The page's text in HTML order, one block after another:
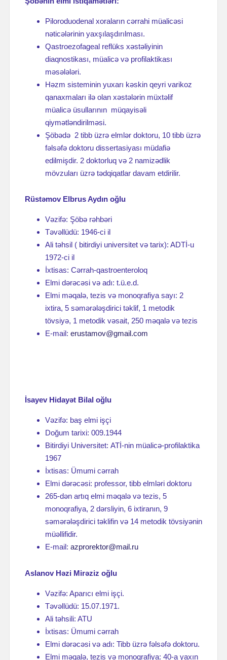
Piloroduodenal xoraların cərrahi müalicəsi
nəticələrinin yaxşılaşdırılması.
Qastroezofageal reflüks xəstəliyinin
diaqnostikası, müalicə və profilaktikası
məsələləri.
Həzm sisteminin yuxarı kəskin qeyri varikoz
qanaxmaları ilə olan xəstələrin müxtəlif
müalicə üsullarının müqayisəli
qiymətləndirilməsi.
Şöbədə 2 tibb üzrə elmlər doktoru, 10 tibb üzrə
fəlsəfə doktoru dissertasiyası müdafiə
edilmişdir. 2 doktorluq və 2 namizədlik
mövzuları üzrə tədqiqatlar davam etdirilir.
Rüstəmov Elbrus Aydın oğlu
Vəzifə: Şöbə rəhbəri
Təvəllüdü: 1946-ci il
Ali təhsil ( bitirdiyi universitet və tarix): ADTİ-u
1972-ci il
İxtisas: Cərrah-qastroenteroloq
Elmi dərəcəsi və adı: t.ü.e.d.
Elmi məqalə, tezis və monoqrafiya sayı: 2
ixtira, 5 səmərələşdirici təklif, 1 metodik
tövsiyə, 1 metodik vəsait, 250 məqalə və tezis
E-mail: erustamov@gmail.com
İsayev Hidayət Bilal oğlu
Vəzifə: baş elmi işçi
Doğum tarixi: 009.1944
Bitirdiyi Universitet: АТİ-nin müalicə-profilaktika
1967
İxtisas: Ümumi cərrah
Elmi dərəcəsi: professor, tibb elmləri doktoru
265-dən artıq elmi məqalə və tezis, 5
monoqrafiya, 2 dərsliyin, 6 ixtiranın, 9
səmərələşdirici təklifin və 14 metodik tövsiyənin
müəllifidir.
E-mail: azprorektor@mail.ru
Aslanov Həzi Mirəziz oğlu
Vəzifə: Aparıcı elmi işçi.
Təvəllüdü: 15.07.1971.
Ali təhsili: ATU
İxtisas: Ümumi cərrah
Elmi dərəcəsi və adı: Tibb üzrə fəlsəfə doktoru.
Elmi məqalə, tezis və monoqrafiya: 40-a yaxın